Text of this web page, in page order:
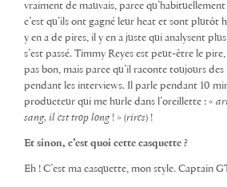
vraiment de mauvais, parce
c’est qu’ils ont gagné leur heat et sont plutôt
y en a de pires, il y en a juste qui analysent
s’est passé. Timmy Reyes est peut-être le pire,
pas bon, mais parce qu’il raconte toujours
pendant les interviews. Il parle pendant 10
producteur qui me hurle dans l’oreillette : «
sang, il est trop long ! » (rires) !
Et sinon, c’est quoi cette casquette ?
Eh ! C’est ma casquette, mon style. Captain